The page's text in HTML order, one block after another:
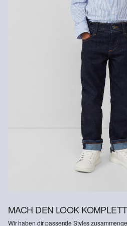
Rückerstattungsbetrag abgezogen.
Gastkunden können ihre Artikel
Erhalt der Ware an uns
Kunden haben nach Erhalt der Ware
Weitere Informationen sind unserer „
Deine Retoure kannst du HIER online
MACH DEN LOOK KOMPLETT
Wir haben dir passende Styles